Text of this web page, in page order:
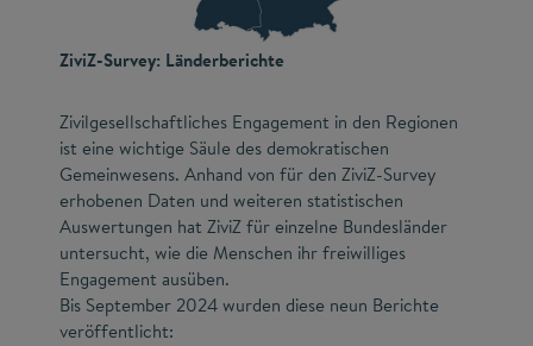
ZiviZ-Survey: Länderberichte
Zivilgesellschaftliches Engagement in den Regionen
ist eine wichtige Säule des demokratischen
Gemeinwesens. Anhand von für den ZiviZ-Survey
erhobenen Daten und weiteren statistischen
Auswertungen hat ZiviZ für einzelne Bundesländer
untersucht, wie die Menschen ihr freiwilliges
Engagement ausüben.
Bis September 2024 wurden diese neun Berichte
veröffentlicht: